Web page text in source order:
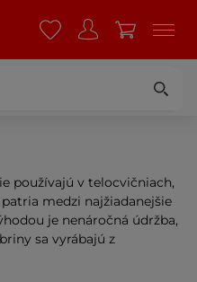
používajú v telocvičniach,
medzi najžiadanejšie
je nenáročná údržba,
sa vyrábajú z